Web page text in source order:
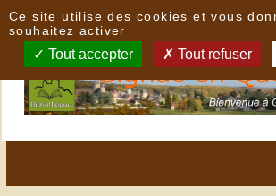
Ce site utilise des cookies et vous
souhaitez activer
Tout accepter Tout refuser